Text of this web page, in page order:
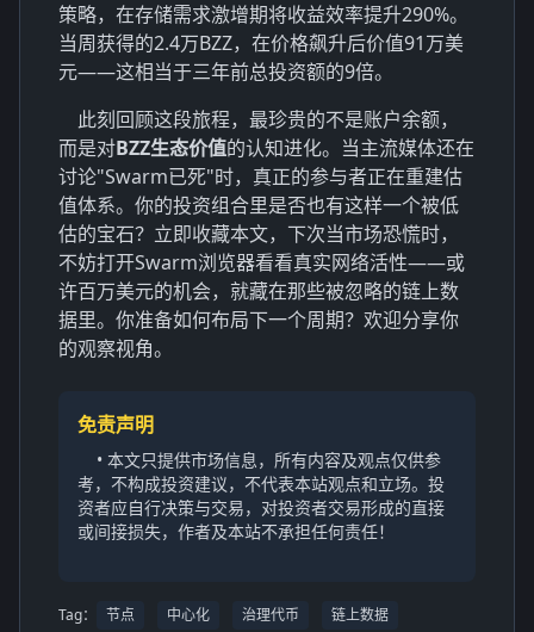
策略，在存储需求激增期将收益效率提升290%。
当周获得的2.4万BZZ，在价格飙升后价值91万美
元——这相当于三年前总投资额的9倍。
此刻回顾这段旅程，最珍贵的不是账户余额，
而是对BZZ生态价值的认知进化。当主流媒体还在
讨论"Swarm已死"时，真正的参与者正在重建估
值体系。你的投资组合里是否也有这样一个被低
估的宝石？立即收藏本文，下次当市场恐慌时，
不妨打开Swarm浏览器看看真实网络活性——或
许百万美元的机会，就藏在那些被忽略的链上数
据里。你准备如何布局下一个周期？欢迎分享你
的观察视角。
免责声明
• 本文只提供市场信息，所有内容及观点仅供参
考，不构成投资建议，不代表本站观点和立场。投
资者应自行决策与交易，对投资者交易形成的直接
或间接损失，作者及本站不承担任何责任！
Tag： 节点 中心化 治理代币 链上数据